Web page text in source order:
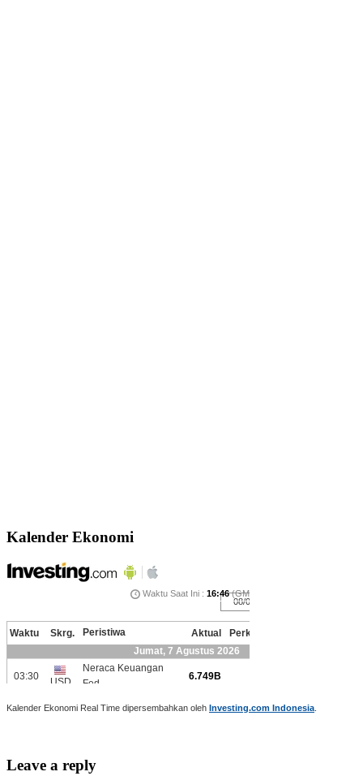
Kalender Ekonomi
Kalender Ekonomi Real Time dipersembahkan oleh Investing.com Indonesia
Leave a reply